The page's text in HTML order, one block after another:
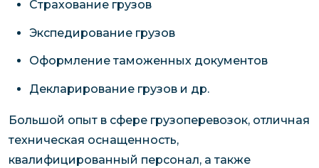
Страхование грузов
Экспедирование грузов
Оформление таможенных документов
Декларирование грузов и др.
Большой опыт в сфере грузоперевозок, отличная
техническая оснащенность,
квалифицированный персонал, а также